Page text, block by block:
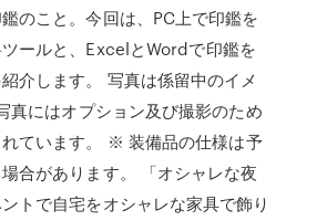
のこと。今回は、PC上で印鑑を
ールと、ExcelとWordで印鑑を
介します。 写真は係留中のイメ
真にはオプション及び撮影のため
ています。 ※ 装備品の仕様は予
合があります。 「オシャレな夜
トで自宅をオシャレな家具で飾り